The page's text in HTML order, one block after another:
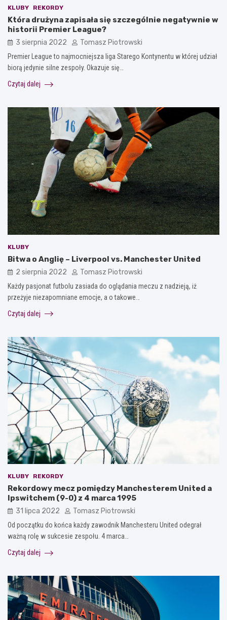
KLUBY REKORDY
Która drużyna zapisała się szczególnie negatywnie w
historii Premier League?
3 sierpnia 2022 Tomasz Piotrowski
Premier League to najmocniejsza liga Starego Kontynentu w której udział
biorą jedynie silne zespoły. Okazuje się…
Czytaj dalej
KLUBY
Bitwa o Anglię – Liverpool vs. Manchester United
2 sierpnia 2022 Tomasz Piotrowski
Każdy pasjonat futbolu zasiada do oglądania meczu z nadzieją, iż
przeżyje niezapomniane emocje, a o takowe…
Czytaj dalej
KLUBY REKORDY
Rekordowy mecz pomiędzy Manchesterem United a
Ipswitchem (9-0) z 4 marca 1995
31 lipca 2022 Tomasz Piotrowski
Od początku do końca każdy zawodnik Manchesteru United odegrał
ważną rolę w sukcesie zespołu. 4 marca…
Czytaj dalej